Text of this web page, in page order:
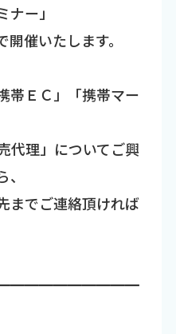
ー」
催いたします。
帯ＥＣ」「携帯マー
代理」についてご興
までご連絡頂ければ